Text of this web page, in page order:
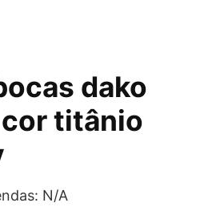
dako
titânio
N/A
O
preço